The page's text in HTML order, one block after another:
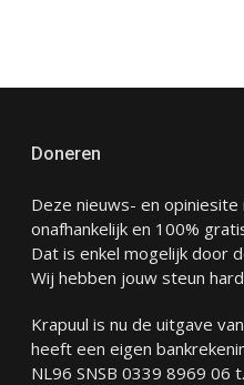
Doneren
Deze nieuws- en
onafhankelijk en 100%
Dat is enkel mogelijk door
Wij hebben jouw steun
Krapuul is nu de uitgave
heeft een eigen
NL96 SNSB 0339 8969 06